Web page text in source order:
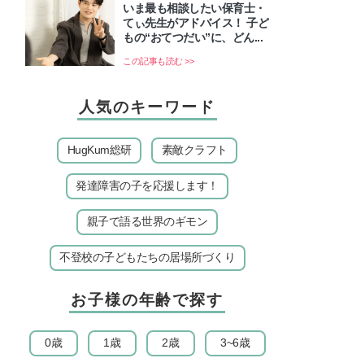
いま最も相談したい保育士・
てぃ先生がアドバイス！ 子ど
もの“おてつだい”に、どん...
この記事も読む >>
人気のキーワード
HugKum総研 素敵クラフト
発達障害の子を応援します！
親子で語る世界のギモン
不登校の子どもたちの居場所づくり
お子様の年齢で探す
0歳 1歳 2歳 3~6歳